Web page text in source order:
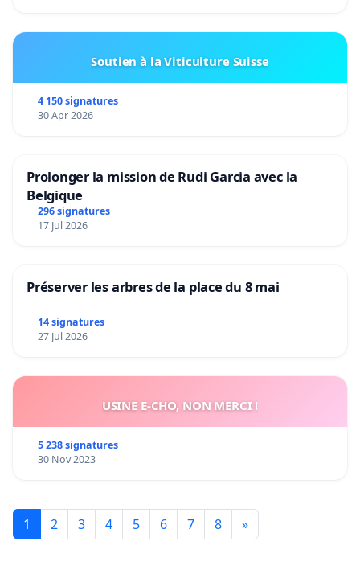
Soutien à la Viticulture Suisse
4 150 signatures
30 Apr 2026
Prolonger la mission de Rudi Garcia avec la
Belgique
296 signatures
17 Jul 2026
Préserver les arbres de la place du 8 mai
14 signatures
27 Jul 2026
USINE E-CHO, NON MERCI !
5 238 signatures
30 Nov 2023
1 2 3 4 5 6 7 8 »